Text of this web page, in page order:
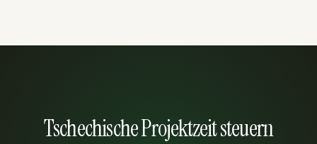
Tschechische Projektzeit steuern